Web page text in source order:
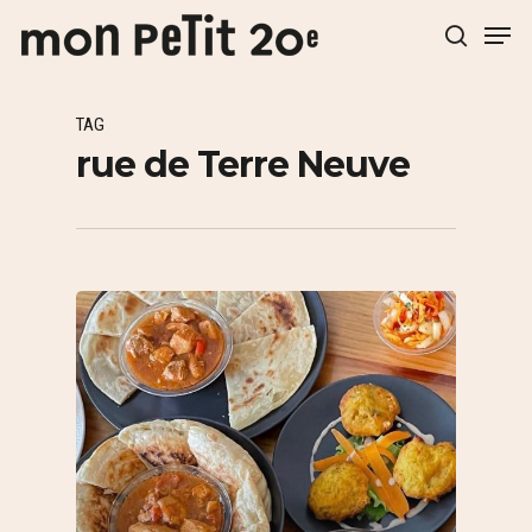
Hit enter to search or ESC to close
TAG
rue de Terre Neuve